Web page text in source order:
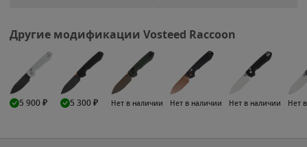
Другие модификации Vosteed Raccoon
5 900₽ 5 300₽ Нет в наличии Нет в наличии Нет в наличии Нет